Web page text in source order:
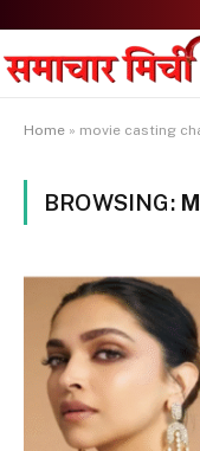
Home » movie casting
BROWSING: